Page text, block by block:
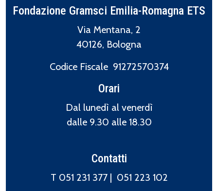
Fondazione Gramsci Emilia-Romagna ETS
Via Mentana, 2
40126, Bologna
Codice Fiscale 91272570374
Orari
Dal lunedì al venerdì
dalle 9.30 alle 18.30
Contatti
T 051 231 377 | 051 223 102